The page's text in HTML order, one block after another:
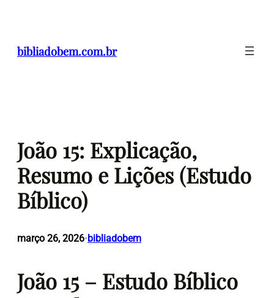
conteúdo
bibliadobem.com.br
João 15: Explicação,
Resumo e Lições (Estudo
Bíblico)
março 26, 2026•bibliadobem
João 15 – Estudo Bíblico